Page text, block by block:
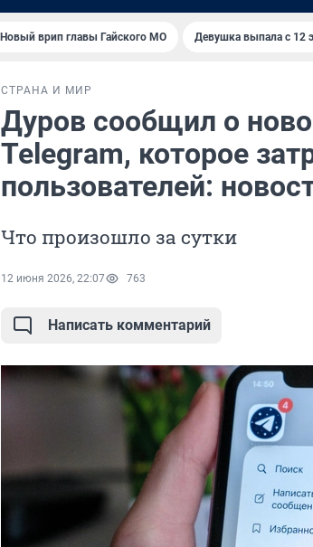
Новый врип главы Гайского МО Девушка выпала с 12
СТРАНА И МИР
Дуров сообщил о
Telegram, которое
пользователей:
Что произошло за сутки
12 июня 2026, 22:07 763
Написать комментарий